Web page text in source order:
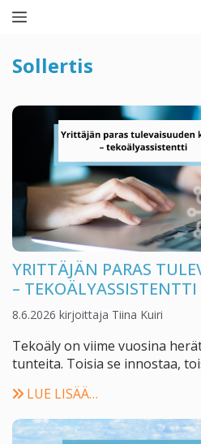
Siirry
sisältöön
Valikko
Sollertis
YRITTÄJÄN PARAS
– TEKOÄLYASSISTENTTI
8.6.2026 kirjoittaja Tiina Kuiri
Tekoäly on viime vuosina
tunteita. Toisia se innostaa,
LUE LISÄÄ…